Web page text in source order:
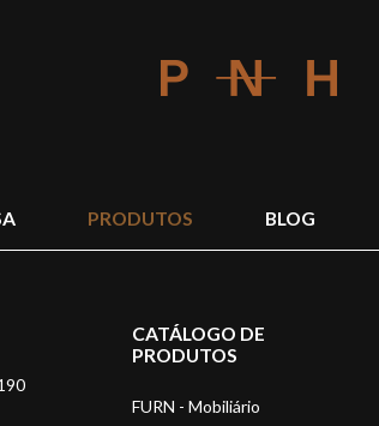
PRODUTOS BLOG
CATÁLOGO DE
PRODUTOS
FURN - Mobiliário